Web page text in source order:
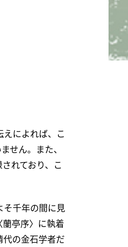
によれば、こ
せん。また、
れており、こ
そ千年の間に見
亭序〉に執着
の金石学者だ